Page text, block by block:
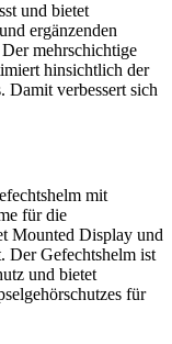
und bietet
ergänzenden
mehrschichtige
hinsichtlich der
Damit verbessert sich
mit
für die
Mounted Display und
Der Gefechtshelm ist
und bietet
für